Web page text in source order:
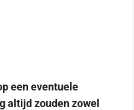
een eventuele
altijd zouden zowel